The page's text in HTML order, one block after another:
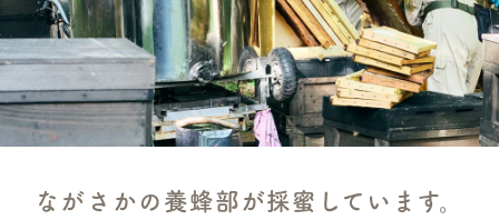
ながさかの養蜂部が採蜜しています。